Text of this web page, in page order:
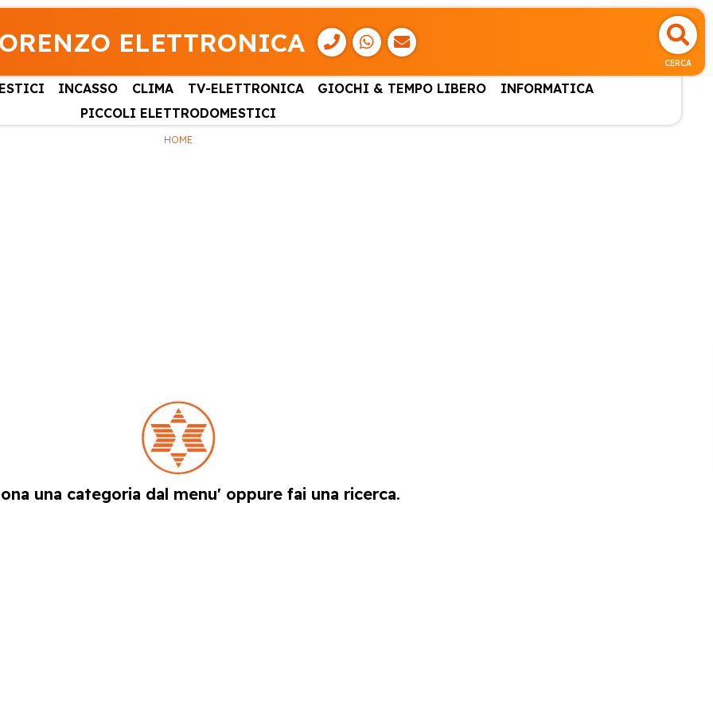
ELETTRONICA
CERCA
INCASSO CLIMA TV-ELETTRONICA GIOCHI & TEMPO LIBERO
INFORMATICA
PICCOLI ELETTRODOMESTICI
HOME
una categoria dal menu' oppure fai una ricerca.